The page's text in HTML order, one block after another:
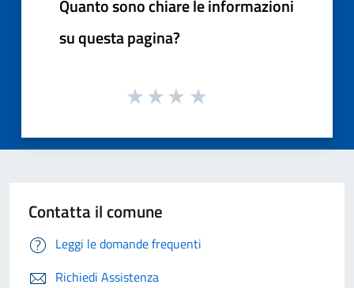
Quanto sono chiare le informazioni
su questa pagina?
Contatta il comune
Leggi le domande frequenti
Richiedi Assistenza